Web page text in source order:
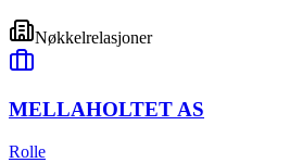
Nøkkelrelasjoner
MELLAHOLTET AS
Rolle